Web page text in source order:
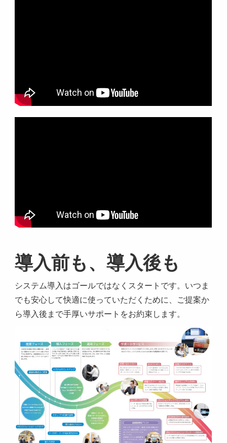
導入前も、導入後も
システム導入はゴールではなくスタートです。いつま
でも安心して快適に使っていただくために、ご提案か
ら導入後まで手厚いサポートをお約束します。